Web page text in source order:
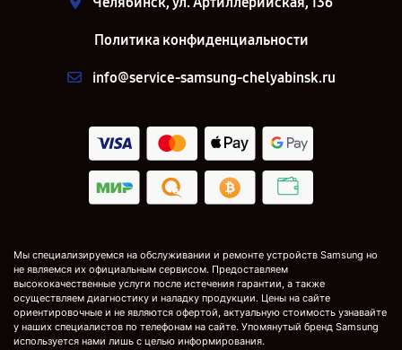
Политика конфиденциальности
info@service-samsung-chelyabinsk.ru
Мы специализируемся на обслуживании и ремонте устройств Samsung но
не являемся их официальным сервисом. Предоставляем
высококачественные услуги после истечения гарантии, а также
осуществляем диагностику и наладку продукции. Цены на сайте
ориентировочные и не являются офертой, актуальную стоимость узнавайте
у наших специалистов по телефонам на сайте. Упомянутый бренд Samsung
используется нами лишь с целью информирования.